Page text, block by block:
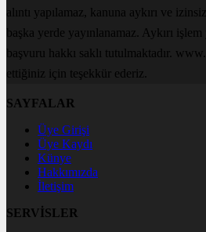
alıntı yapılamaz, kanuna aykırı ve
başka yerde yayınlanamaz. Aykırı
başvuru hakkı saklı tutulmaktadır.
ettiğiniz için teşekkür ederiz.
SAYFALAR
Üye Girişi
Üye Kaydı
Künye
Hakkımızda
İletişim
SERVİSLER